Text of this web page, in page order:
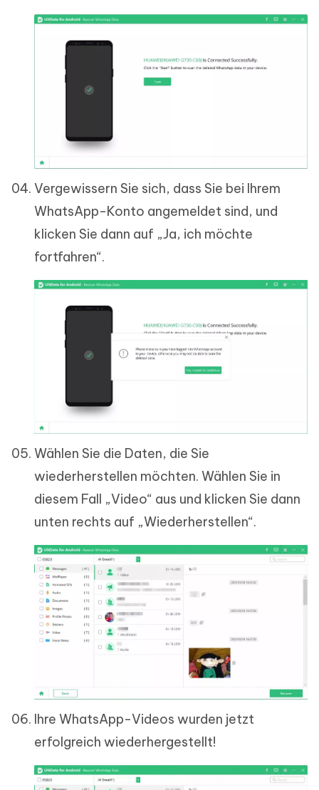
Vergewissern Sie sich, dass Sie bei Ihrem
WhatsApp-Konto angemeldet sind, und
klicken Sie dann auf „Ja, ich möchte
fortfahren“.
Wählen Sie die Daten, die Sie
wiederherstellen möchten. Wählen Sie in
diesem Fall „Video“ aus und klicken Sie dann
unten rechts auf „Wiederherstellen“.
Ihre WhatsApp-Videos wurden jetzt
erfolgreich wiederhergestellt!